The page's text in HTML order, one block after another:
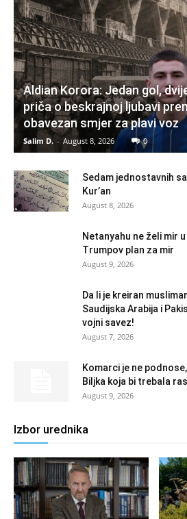
Aldian Korora: Jedan gol,
priča o beskrajnoj ljubavi
obavezan smjer za plavi voz
Salim D. - August 8, 2026 0
Sedam jednostavnih
Kur’an
August 8, 2026
Netanyahu ne želi mir
Trumpov plan za mir
August 9, 2026
Da li je kreiran
Saudijska Arabija i
vojni savez!
August 7, 2026
Komarci je ne
Biljka koja bi trebala
August 9, 2026
Izbor urednika